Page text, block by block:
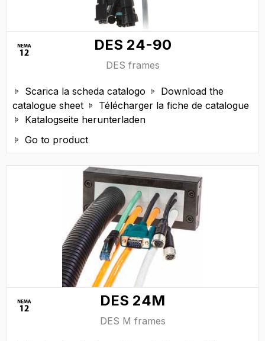
DES 24-90
DES frames
 Scarica la scheda catalogo 
Download the
catalogue sheet
 Télécharger la fiche de catalogue
 Katalogseite herunterladen
 Go to product
DES 24M
DES M frames